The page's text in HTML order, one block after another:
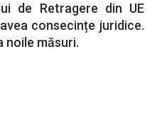
de Retragere din UE
consecințe juridice.
noile măsuri.